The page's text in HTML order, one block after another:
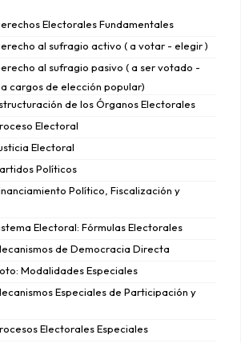
Electorales Fundamentales
al sufragio activo ( a votar - elegir )
al sufragio pasivo ( a ser votado -
cargos de elección popular)
de los Órganos Electorales
Electoral
Electoral
Políticos
Político, Fiscalización y
Electoral: Fórmulas Electorales
de Democracia Directa
Modalidades Especiales
Especiales de Participación y
Electorales Especiales